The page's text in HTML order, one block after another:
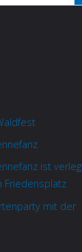
ist
Friedensplatz
mit der